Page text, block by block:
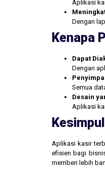
Aplikasi
Dengan
Kenapa
Dapat
Dengan
Semua
Desain
Aplikasi
Aplikasi kasir
efisien bagi
memberi lebih